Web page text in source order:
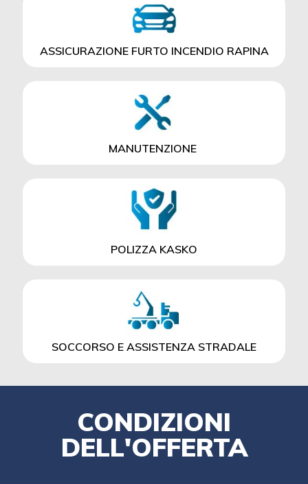
ASSICURAZIONE FURTO INCENDIO RAPINA
MANUTENZIONE
POLIZZA KASKO
SOCCORSO E ASSISTENZA STRADALE
CONDIZIONI
DELL'OFFERTA